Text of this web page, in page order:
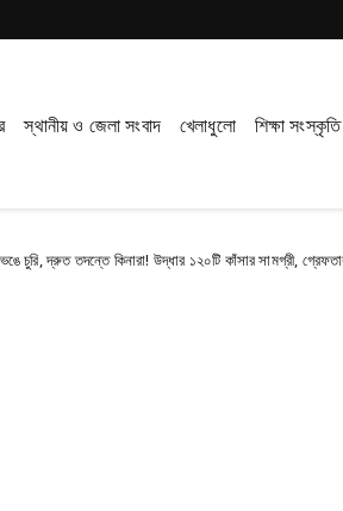
স্থানীয় ও জেলা সংবাদ খেলাধুলো শিক্ষা সংস্কৃতি
কিনারা! উদ্ধার ১২০টি কাঁসার সামগ্রী, গ্রেফতার অভিযুক্ত